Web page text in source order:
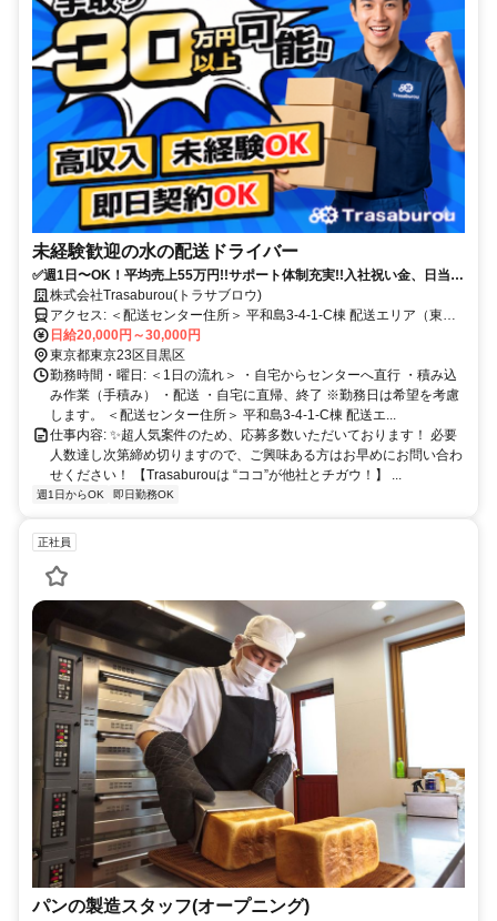
未経験歓迎の水の配送ドライバー
✅週1日〜OK！平均売上55万円!!サポート体制充実!!入社祝い金、日当保
証あり！
株式会社Trasaburou(トラサブロウ)
アクセス: ＜配送センター住所＞ 平和島3-4-1-C棟 配送エリア（東京
都大田区、品川区、港区、目黒区）
日給20,000円～30,000円
東京都東京23区目黒区
勤務時間・曜日: ＜1日の流れ＞ ・自宅からセンターへ直行 ・積み込
み作業（手積み） ・配送 ・自宅に直帰、終了 ※勤務日は希望を考慮
します。 ＜配送センター住所＞ 平和島3-4-1-C棟 配送エ...
仕事内容: ✨超人気案件のため、応募多数いただいております！ 必要
人数達し次第締め切りますので、ご興味ある方はお早めにお問い合わ
せください！ 【Trasaburouは “ココ”が他社とチガウ！】 ...
週1日からOK 即日勤務OK
正社員
パンの製造スタッフ(オープニング)